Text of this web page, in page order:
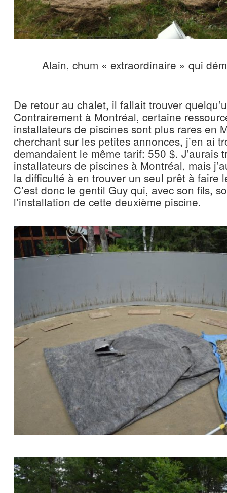
Alain, chum « extraordinaire » qui
De retour au chalet, il fallait trouver
Contrairement à Montréal, certaine
installateurs de piscines sont plus rares en
cherchant sur les petites annonces, j’en ai
demandaient le même tarif: 550 $. J’aurais
installateurs de piscines à Montréal, mais
la difficulté à en trouver un seul prêt à faire
C’est donc le gentil Guy qui, avec son fils,
l’installation de cette deuxième piscine.